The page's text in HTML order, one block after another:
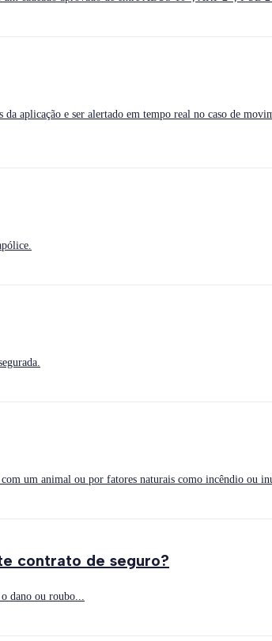
aplicação e ser alertado em tempo real no caso de
um animal ou por fatores naturais como incêndio ou
contrato de seguro?
dano ou roubo...